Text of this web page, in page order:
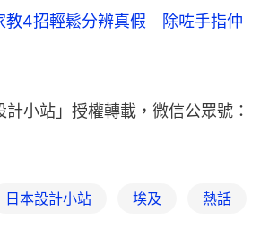
4招輕鬆分辨真假 除咗手指仲
計小站」授權轉載，微信公眾號：
日本設計小站 埃及 熱話